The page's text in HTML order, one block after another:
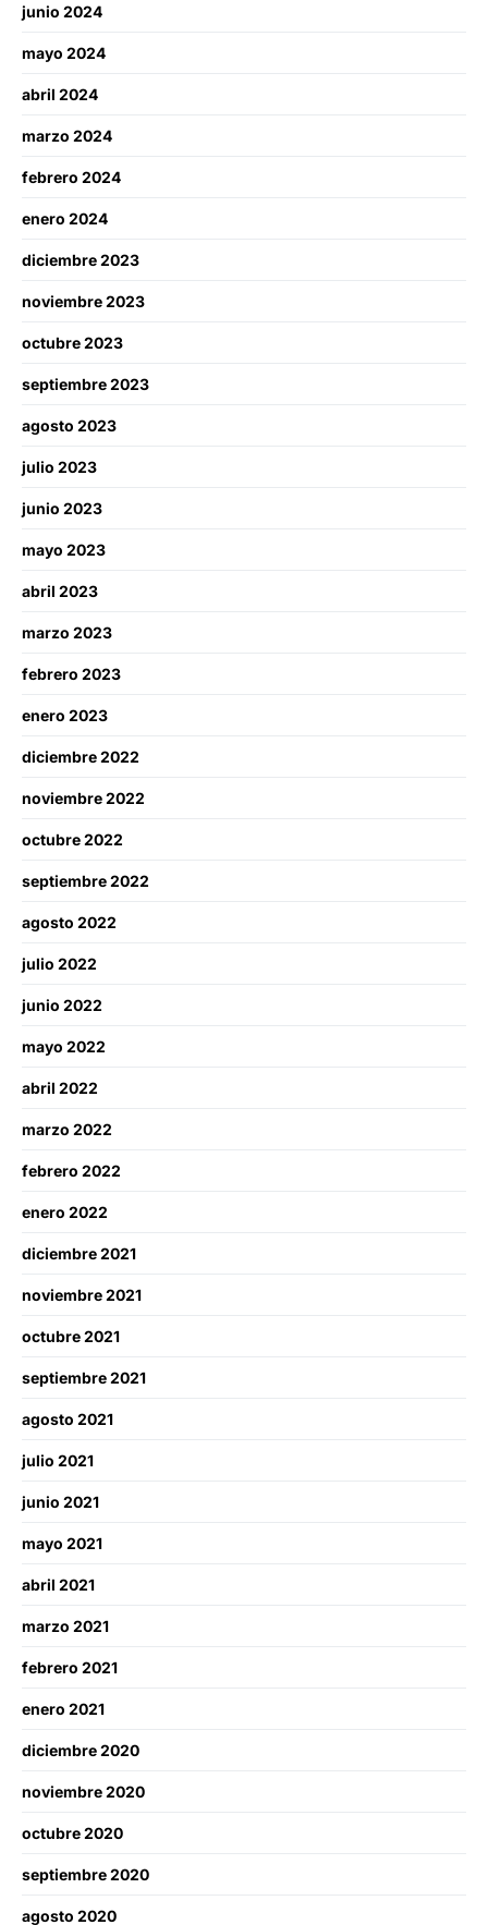
junio 2024
mayo 2024
abril 2024
marzo 2024
febrero 2024
enero 2024
diciembre 2023
noviembre 2023
octubre 2023
septiembre 2023
agosto 2023
julio 2023
junio 2023
mayo 2023
abril 2023
marzo 2023
febrero 2023
enero 2023
diciembre 2022
noviembre 2022
octubre 2022
septiembre 2022
agosto 2022
julio 2022
junio 2022
mayo 2022
abril 2022
marzo 2022
febrero 2022
enero 2022
diciembre 2021
noviembre 2021
octubre 2021
septiembre 2021
agosto 2021
julio 2021
junio 2021
mayo 2021
abril 2021
marzo 2021
febrero 2021
enero 2021
diciembre 2020
noviembre 2020
octubre 2020
septiembre 2020
agosto 2020